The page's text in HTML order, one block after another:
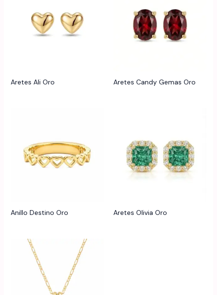
Aretes Ali Oro Aretes Candy Gemas Oro
Anillo Destino Oro Aretes Olivia Oro